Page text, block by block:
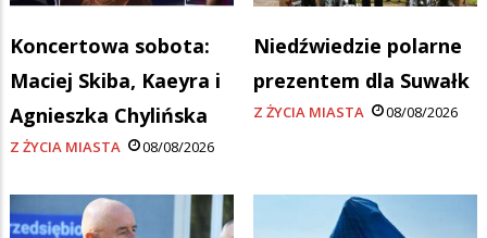
Koncertowa sobota:
Maciej Skiba, Kaeyra i
Agnieszka Chylińska
Z ŻYCIA MIASTA 08/08/2026
Niedźwiedzie polarne
prezentem dla Suwałk
Z ŻYCIA MIASTA 08/08/2026